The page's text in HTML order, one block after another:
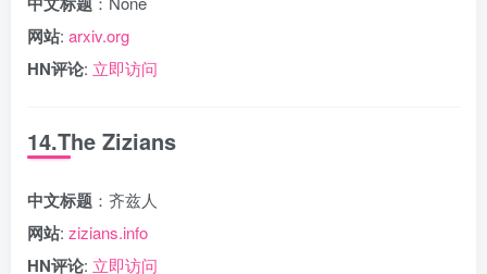
网站: arxiv.org
HN评论: 立即访问
14.The Zizians
中文标题 ：齐兹人
网站: zizians.info
HN评论: 立即访问